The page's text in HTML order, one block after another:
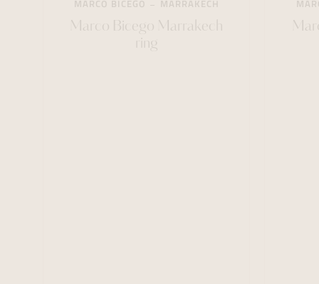
MARCO BICEGO MARRAKECH
Marco Bicego Marrakech
ring